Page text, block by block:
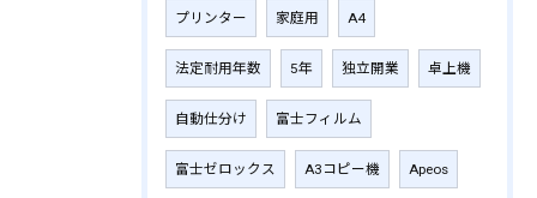
プリンター 家庭用 A4
法定耐用年数 5年 独立開業 卓上機
自動仕分け 富士フィルム
富士ゼロックス A3コピー機 Apeos